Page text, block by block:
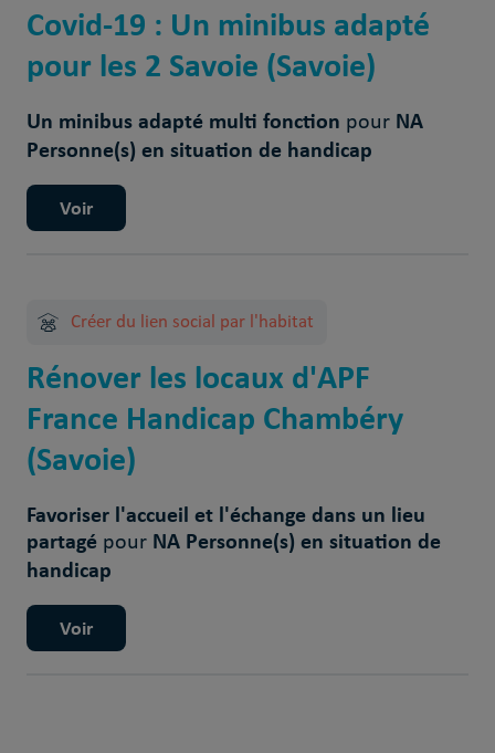
Covid-19 : Un minibus adapté
pour les 2 Savoie (Savoie)
Un minibus adapté multi fonction pourNA
Personne(s) en situation de handicap
Voir
Créer du lien social par l'habitat
Rénover les locaux d'APF
France Handicap Chambéry
(Savoie)
Favoriser l'accueil et l'échange dans un lieu
partagé pourNA Personne(s) en situation de
handicap
Voir